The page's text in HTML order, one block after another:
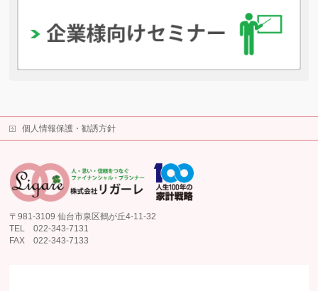
個人情報保護・勧誘方針
〒981-3109 仙台市泉区鶴が丘4-11-32
TEL 022-343-7131
FAX 022-343-7133